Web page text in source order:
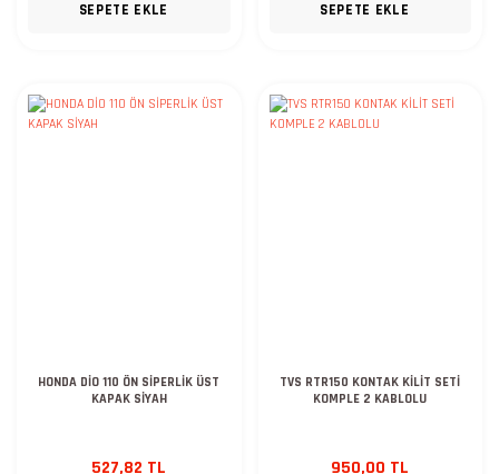
SEPETE EKLE SEPETE EKLE
HONDA DİO 110 ÖN SİPERLİK ÜST
KAPAK SİYAH
527,82 TL
TVS RTR150 KONTAK KİLİT SETİ
KOMPLE 2 KABLOLU
950,00 TL